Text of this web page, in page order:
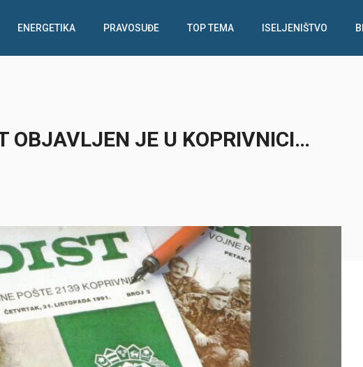
ENERGETIKA PRAVOSUĐE TOP TEMA ISELJENIŠTVO
OBJAVLJEN JE U KOPRIVNICI…